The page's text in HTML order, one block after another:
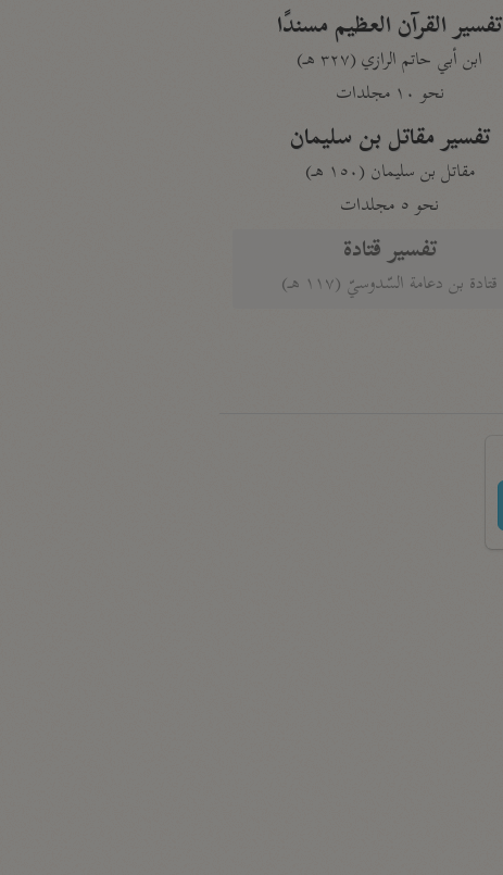
تفسير القرآن العظيم مسندًا
ابن أبي حاتم الرازي (٣٢٧ هـ)
نحو ١٠ مجلدات
تفسير مقاتل بن سليمان
مقاتل بن سليمان (١٥٠ هـ)
نحو ٥ مجلدات
تفسير قتادة
قتادة بن دعامة السّدوسيّ (١١٧ هـ)